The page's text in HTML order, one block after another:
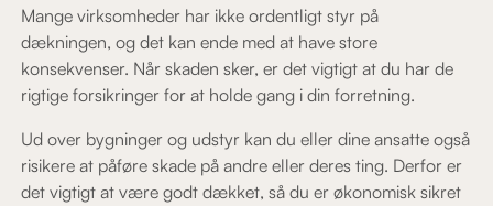
Mange virksomheder har ikke ordentligt styr på
dækningen, og det kan ende med at have store
konsekvenser. Når skaden sker, er det vigtigt at du har de
rigtige forsikringer for at holde gang i din forretning.
Ud over bygninger og udstyr kan du eller dine ansatte også
risikere at påføre skade på andre eller deres ting. Derfor er
det vigtigt at være godt dækket, så du er økonomisk sikret